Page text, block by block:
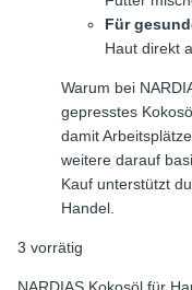
Für
Haut direkt
Warum bei
gepresstes
damit
weitere darauf
Kauf unterstützt
Handel.
3 vorrätig
NARDIAS Kokosöl für